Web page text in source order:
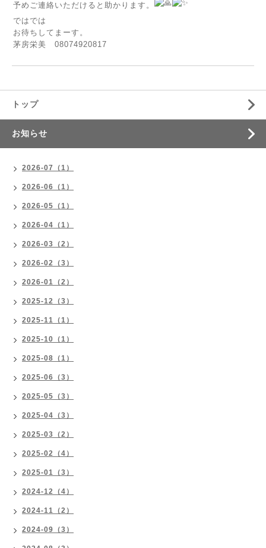
予めご連絡いただけると助かります。
ではでは
お待ちしてまーす。
茅房栄美 08074920817
トップ
お知らせ
2026-07（1）
2026-06（1）
2026-05（1）
2026-04（1）
2026-03（2）
2026-02（3）
2026-01（2）
2025-12（3）
2025-11（1）
2025-10（1）
2025-08（1）
2025-06（3）
2025-05（3）
2025-04（3）
2025-03（2）
2025-02（4）
2025-01（3）
2024-12（4）
2024-11（2）
2024-09（3）